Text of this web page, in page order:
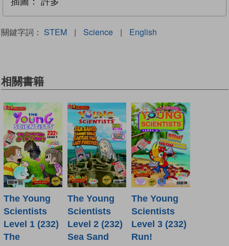
關鍵字詞： STEM | Science | English
相關書籍
The Young
Scientists
Level 1 (232)
The
The Young
Scientists
Level 2 (232)
Sea Sand
The Young
Scientists
Level 3 (232)
Run!